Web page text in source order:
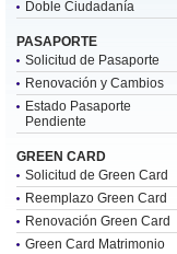
Doble Ciudadanía
PASAPORTE
Solicitud de Pasaporte
Renovación y Cambios
Estado Pasaporte
Pendiente
GREEN CARD
Solicitud de Green Card
Reemplazo Green Card
Renovación Green Card
Green Card Matrimonio